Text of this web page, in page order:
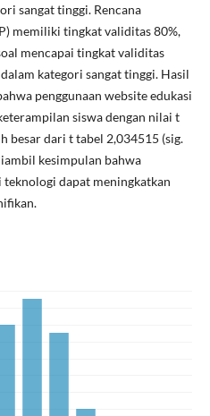
sangat tinggi. Rencana
memiliki tingkat validitas 80%,
mencapai tingkat validitas
kategori sangat tinggi. Hasil
penggunaan website edukasi
siswa dengan nilai t
besar dari t tabel 2,034515 (sig.
kesimpulan bahwa
teknologi dapat meningkatkan